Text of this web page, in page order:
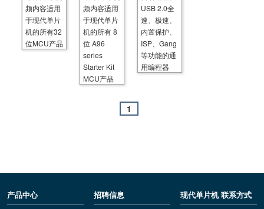
频内容适用
于现代单片
机的所有32
位MCU产品
频内容适用
于现代单片
机的所有 8
位 A96
series
Starter Kit
MCU产品
USB 2.0全
速、极速、
内置保护、
ISP、Gang
等功能的通
用编程器
1
产品中心 招聘信息 现代单片机 联系方式